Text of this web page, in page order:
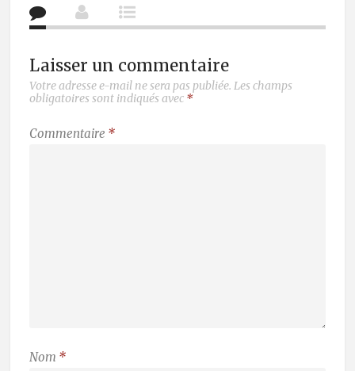
Laisser un commentaire
Votre adresse e-mail ne sera pas publiée. Les champs
obligatoires sont indiqués avec *
Commentaire *
Nom *